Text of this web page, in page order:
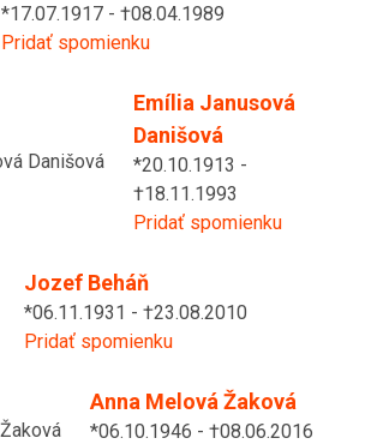
*17.07.1917 - †08.04.1989
Pridať spomienku
Emília Janusová
Danišová
*20.10.1913 -
†18.11.1993
Pridať spomienku
Jozef Beháň
*06.11.1931 - †23.08.2010
Pridať spomienku
Anna Melová Žaková
*06.10.1946 - †08.06.2016